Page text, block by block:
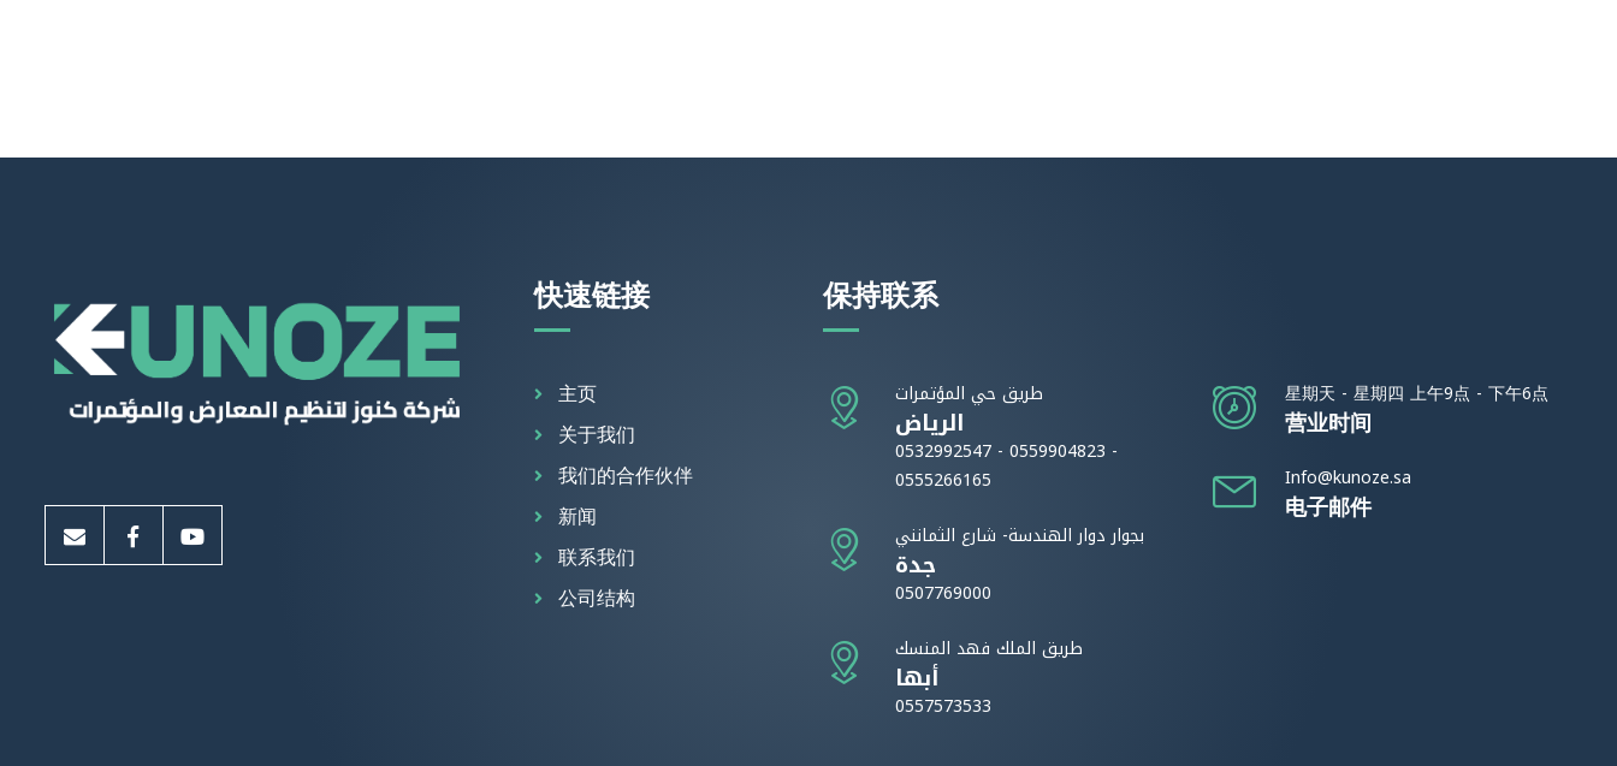
快速链接
主页
关于我们
我们的合作伙伴
新闻
联系我们
公司结构
保持联系
طريق حي المؤتمرات
الرياض
0532992547 - 0559904823 -
0555266165
بجوار دوار الهندسة- شارع الثمانني
جدة
0507769000
طريق الملك فهد المنسك
أبها
0557573533
星期天 - 星期四 上午9点 - 下午6点
营业时间
Info@kunoze.sa
电子邮件